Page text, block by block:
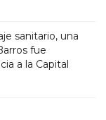
sanitario, una
fue
a la Capital